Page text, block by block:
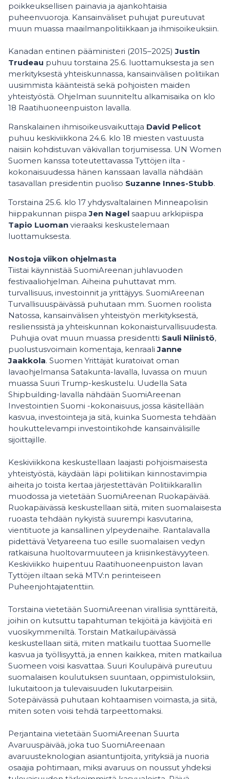
poikkeuksellisen painavia ja ajankohtaisia
puheenvuoroja. Kansainväliset puhujat pureutuvat
muun muassa maailmanpolitiikkaan ja ihmisoikeuksiin.
Kanadan entinen pääministeri (2015–2025)Justin
Trudeau puhuu torstaina 25.6. luottamuksesta ja sen
merkityksestä yhteiskunnassa, kansainvälisen politiikan
uusimmista käänteistä sekä pohjoisten maiden
yhteistyöstä. Ohjelman suunniteltu alkamisaika on klo
18 Raatihuoneenpuiston lavalla.
Ranskalainen ihmisoikeusvaikuttaja David Pelicot
puhuu keskiviikkona 24.6. klo 18 miesten vastuusta
naisiin kohdistuvan väkivallan torjumisessa. UN Women
Suomen kanssa toteutettavassa Tyttöjen ilta -
kokonaisuudessa hänen kanssaan lavalla nähdään
tasavallan presidentin puoliso Suzanne Innes-Stubb.
Torstaina 25.6. klo 17 yhdysvaltalainen Minneapolisin
hiippakunnan piispaJen Nagel saapuu arkkipiispa
Tapio Luoman vieraaksi keskustelemaan
luottamuksesta.
Nostoja viikon ohjelmasta
Tiistai käynnistää SuomiAreenan juhlavuoden
festivaaliohjelman. Aiheina puhuttavat mm.
turvallisuus, investoinnit ja yrittäjyys. SuomiAreenan
Turvallisuuspäivässä puhutaan mm. Suomen roolista
Natossa, kansainvälisen yhteistyön merkityksestä,
resilienssistä ja yhteiskunnan kokonaisturvallisuudesta.
Puhujia ovat muun muassa presidentti Sauli Niinistö,
puolustusvoimain komentaja, kenraaliJanne
Jaakkola. Suomen Yrittäjät kuratoivat oman
lavaohjelmansa Satakunta-lavalla, luvassa on muun
muassa Suuri Trump-keskustelu. Uudella Sata
Shipbuilding-lavalla nähdään SuomiAreenan
Investointien Suomi -kokonaisuus, jossa käsitellään
kasvua, investointeja ja sitä, kuinka Suomesta tehdään
houkuttelevampi investointikohde kansainvälisille
sijoittajille.
Keskiviikkona keskustellaan laajasti pohjoismaisesta
yhteistyöstä, käydään läpi poliitiikan kiinnostavimpia
aiheita jo toista kertaa järjestettävän Politiikkarallin
muodossa ja vietetään SuomiAreenan Ruokapäivää.
Ruokapäivässä keskustellaan siitä, miten suomalaisesta
ruoasta tehdään nykyistä suurempi kasvutarina,
vientituote ja kansallinen ylpeydenaihe. Rantalavalla
pidettävä Vetyareena tuo esille suomalaisen vedyn
ratkaisuna huoltovarmuuteen ja kriisinkestävyyteen.
Keskiviikko huipentuu Raatihuoneenpuiston lavan
Tyttöjen iltaan sekä MTV:n perinteiseen
Puheenjohtajatenttiin.
Torstaina vietetään SuomiAreenan virallisia synttäreitä,
joihin on kutsuttu tapahtuman tekijöitä ja kävijöitä eri
vuosikymmeniltä. Torstain Matkailupäivässä
keskustellaan siitä, miten matkailu tuottaa Suomelle
kasvua ja työllisyyttä, ja ennen kaikkea, miten matkailua
Suomeen voisi kasvattaa. Suuri Koulupäivä pureutuu
suomalaisen koulutuksen suuntaan, oppimistuloksiin,
lukutaitoon ja tulevaisuuden lukutarpeisiin.
Sotepäivässä puhutaan kohtaamisen voimasta, ja siitä,
miten soten voisi tehdä tarpeettomaksi.
Perjantaina vietetään SuomiAreenan Suurta
Avaruuspäivää, joka tuo SuomiAreenaan
avaruusteknologian asiantuntijoita, yrityksiä ja nuoria
osaajia pohtimaan, miksi avaruus on noussut yhdeksi